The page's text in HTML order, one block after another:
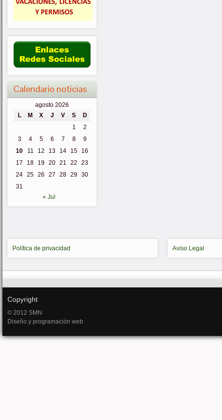
Calendario noticias
agosto 2026
L
M X J V S
D
1
2
3
4 5 6 7 8
9
10
11 12 13 14 15
16
17
18 19 20 21 22
23
24 25 26 27 28 29 30
31
« Jul
Política de privacidad Aviso Legal
Copyright
© 2012 SMN
Diseño y programación web